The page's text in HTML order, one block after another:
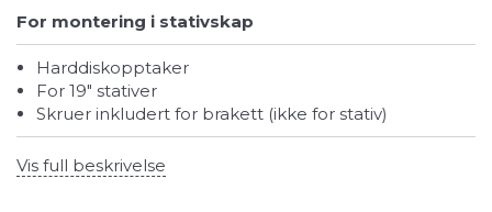
For montering i stativskap
Harddiskopptaker
For 19" stativer
Skruer inkludert for brakett (ikke for stativ)
Vis full beskrivelse